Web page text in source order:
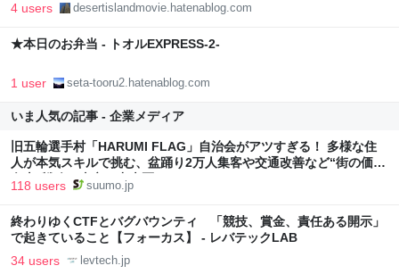
4 users desertislandmovie.hatenablog.com
★本日のお弁当 - トオルEXPRESS-2-
1 user seta-tooru2.hatenablog.com
いま人気の記事 - 企業メディア
旧五輪選手村「HARUMI FLAG」自治会がアツすぎる！ 多様な住
人が本気スキルで挑む、盆踊り2万人集客や交通改善など“街の価値
向上”戦略 東京・中央区
118 users suumo.jp
終わりゆくCTFとバグバウンティ 「競技、賞金、責任ある開示」
で起きていること【フォーカス】 - レバテックLAB
34 users levtech.jp